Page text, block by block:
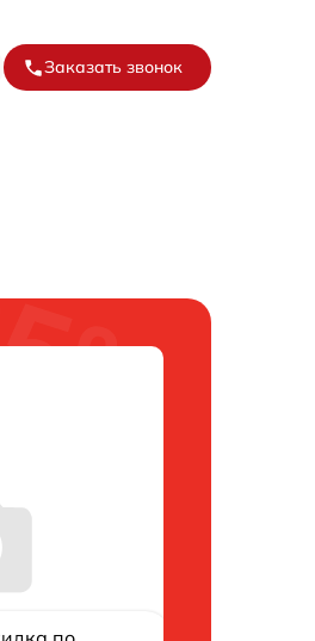
Заказать звонок